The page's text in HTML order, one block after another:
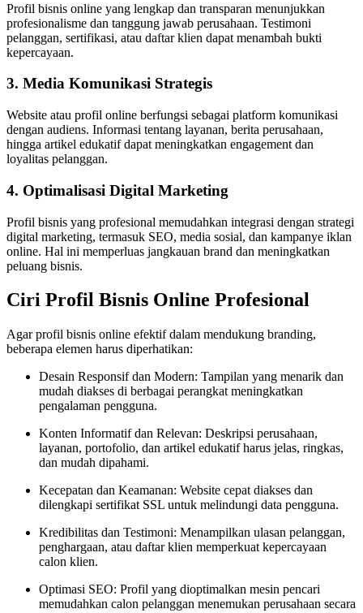
Profil bisnis online yang lengkap dan transparan menunjukkan
profesionalisme dan tanggung jawab perusahaan. Testimoni
pelanggan, sertifikasi, atau daftar klien dapat menambah bukti
kepercayaan.
3. Media Komunikasi Strategis
Website atau profil online berfungsi sebagai platform komunikasi
dengan audiens. Informasi tentang layanan, berita perusahaan,
hingga artikel edukatif dapat meningkatkan engagement dan
loyalitas pelanggan.
4. Optimalisasi Digital Marketing
Profil bisnis yang profesional memudahkan integrasi dengan strategi
digital marketing, termasuk SEO, media sosial, dan kampanye iklan
online. Hal ini memperluas jangkauan brand dan meningkatkan
peluang bisnis.
Ciri Profil Bisnis Online Profesional
Agar profil bisnis online efektif dalam mendukung branding,
beberapa elemen harus diperhatikan:
Desain Responsif dan Modern: Tampilan yang menarik dan
mudah diakses di berbagai perangkat meningkatkan
pengalaman pengguna.
Konten Informatif dan Relevan: Deskripsi perusahaan,
layanan, portofolio, dan artikel edukatif harus jelas, ringkas,
dan mudah dipahami.
Kecepatan dan Keamanan: Website cepat diakses dan
dilengkapi sertifikat SSL untuk melindungi data pengguna.
Kredibilitas dan Testimoni: Menampilkan ulasan pelanggan,
penghargaan, atau daftar klien memperkuat kepercayaan
calon klien.
Optimasi SEO: Profil yang dioptimalkan mesin pencari
memudahkan calon pelanggan menemukan perusahaan secara